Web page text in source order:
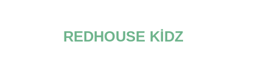
REDHOUSE KIDZ